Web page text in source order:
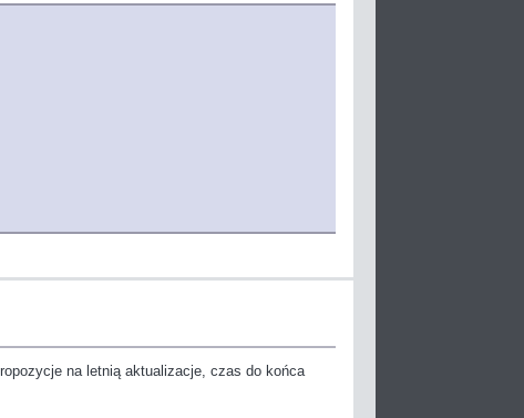
na letnią aktualizacje, czas do końca